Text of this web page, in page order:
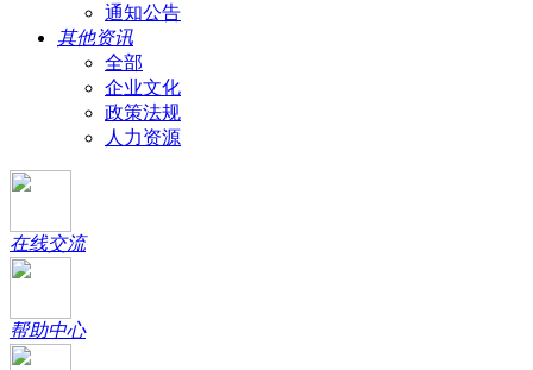
通知公告
其他资讯
全部
企业文化
政策法规
人力资源
在线交流
帮助中心